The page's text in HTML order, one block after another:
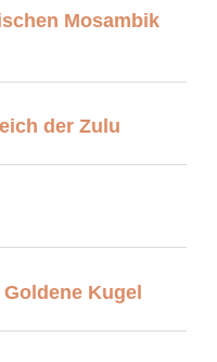
Mosambik
der Zulu
Kugel